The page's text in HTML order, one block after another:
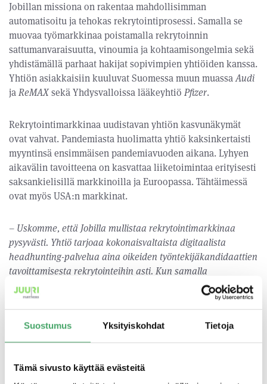
Suostumus Yksityiskohdat Tietoja
Tämä sivusto käyttää evästeitä
Jobillan missiona on rakentaa mahdollisimman
automatisoitu ja tehokas rekrytointiprosessi. Samalla se
muovaa työmarkkinaa poistamalla rekrytoinnin
sattumanvaraisuutta, vinoumia ja kohtaamisongelmia sekä
yhdistämällä parhaat hakijat sopivimpien yhtiöiden kanssa.
Yhtiön asiakkaisiin kuuluvat Suomessa muun muassaAudi
jaReMAXsekä Yhdysvalloissa lääkeyhtiö Pfizer.
Rekrytointimarkkinaa uudistavan yhtiön kasvunäkymät
ovat vahvat. Pandemiasta huolimatta yhtiö kaksinkertaisti
myyntinsä ensimmäisen pandemiavuoden aikana. Lyhyen
aikavälin tavoitteena on kasvattaa liiketoimintaa erityisesti
saksankielisillä markkinoilla ja Euroopassa. Tähtäimessä
ovat myös USA:n markkinat.
– Uskomme, että Jobilla mullistaa rekrytointimarkkinaa
pysyvästi. Yhtiö tarjoaa kokonaisvaltaista digitaalista
headhunting-palvelua aina oikeiden työntekijäkandidaattien
tavoittamisesta rekrytointeihin asti. Kun samalla
passiivisetkin työnhakijat voivat arjen kiireidensäkin keskellä
pysyä kartalla työmahdollisuuksista ja hakea kiinnostavia
rekrytointipöydissä käydään yhä useammin relevantteja
keskusteluja,sanoo Juuri Partnersin CTOEetu Blomqvist.
– Jobillan erityinen vahvuus on kandidaattien